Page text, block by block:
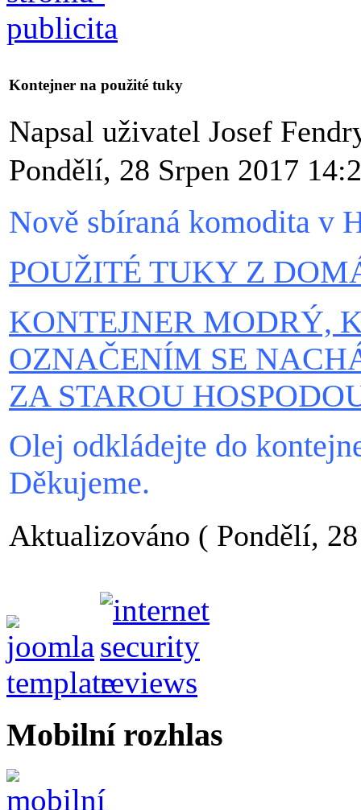
Kontejner na použité tuky
Napsal uživatel Josef
Pondělí, 28 Srpen 2017
Nově sbíraná komodita v
POUŽITÉ TUKY Z
KONTEJNER MODRÝ,
OZNAČENÍM SE
ZA STAROU
Olej odkládejte do
Děkujeme.
Aktualizováno ( Pondělí,
Mobilní rozhlas